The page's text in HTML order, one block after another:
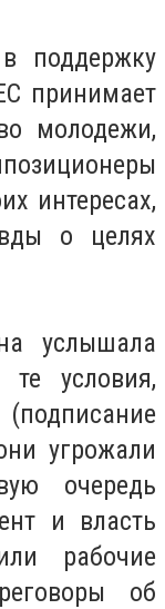
поддержку
принимает
молодежи,
интересах,
о целях
услышала
условия,
угрожали
очередь
и власть
рабочие
об